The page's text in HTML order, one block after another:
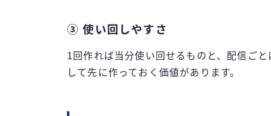
③ 使い回しやすさ
1回作れば当分使い回せるものと、配信ご
して先に作っておく価値があります。